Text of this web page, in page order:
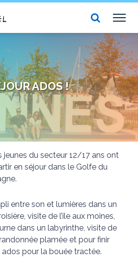
culturel l'Archipel
ADOS !
jeunes du secteur 12/17 ans ont
en séjour dans le Golfe du
entre son et lumières dans un
visite de l’île aux moines,
dans un labyrinthe, visite de
plamée et pour finir
pour la bouée tractée.